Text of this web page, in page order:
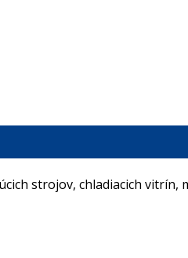
strojov, chladiacich vitrín,